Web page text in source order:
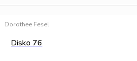
Dorothee Fesel
Disko 76